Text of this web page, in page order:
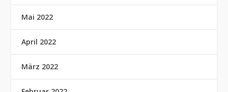
Mai 2022
April 2022
März 2022